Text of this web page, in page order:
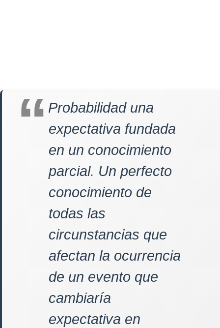
Probabilidad una
expectativa fundada
en un conocimiento
parcial. Un perfecto
conocimiento de
todas las
circunstancias que
afectan la ocurrencia
de un evento que
cambiaría
expectativa en